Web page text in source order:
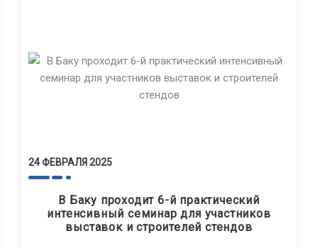
24 ФЕВРАЛЯ 2025
В Баку проходит 6-й практический
интенсивный семинар для участников
выставок и строителей стендов